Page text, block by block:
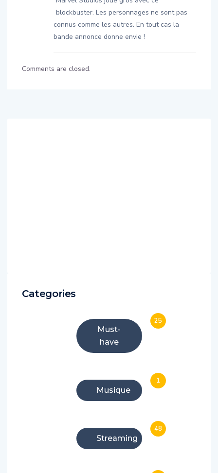
blockbuster. Les personnages ne sont pas
connus comme les autres. En tout cas la
bande annonce donne envie !
Comments are closed.
Categories
Must-
have
25
Musique
1
Streaming
48